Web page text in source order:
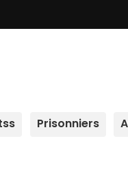
Prisonniers